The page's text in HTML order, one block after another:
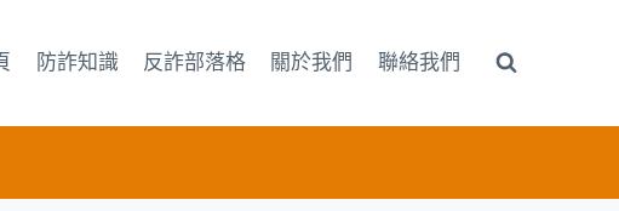
防詐知識 反詐部落格 關於我們 聯絡我們